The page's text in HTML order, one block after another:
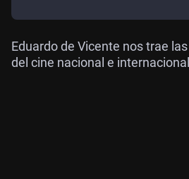
Eduardo de Vicente nos trae
del cine nacional e